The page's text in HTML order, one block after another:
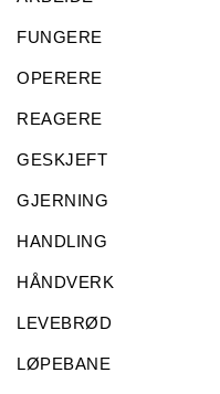
FUNGERE
OPERERE
REAGERE
GESKJEFT
GJERNING
HANDLING
HÅNDVERK
LEVEBRØD
LØPEBANE